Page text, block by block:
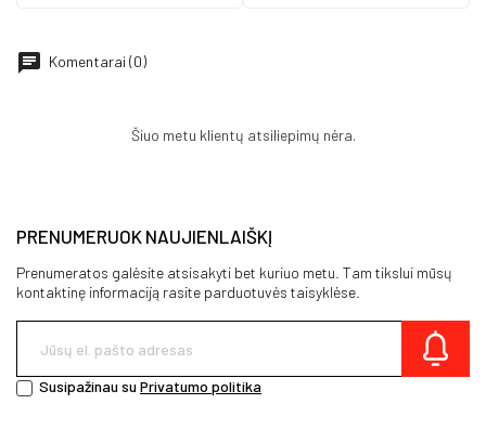
Komentarai (0)
Šiuo metu klientų atsiliepimų nėra.
PRENUMERUOK NAUJIENLAIŠKĮ
Prenumeratos galėsite atsisakyti bet kuriuo metu. Tam tikslui mūsų
kontaktinę informaciją rasite parduotuvės taisyklėse.
Susipažinau su Privatumo politika